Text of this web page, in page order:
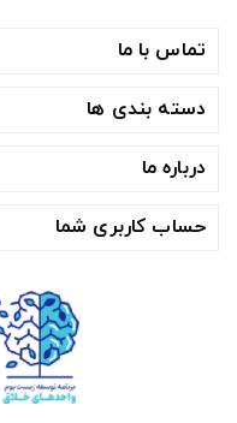
تماس با ما
دسته بندی ها
درباره ما
حساب کاربری شما